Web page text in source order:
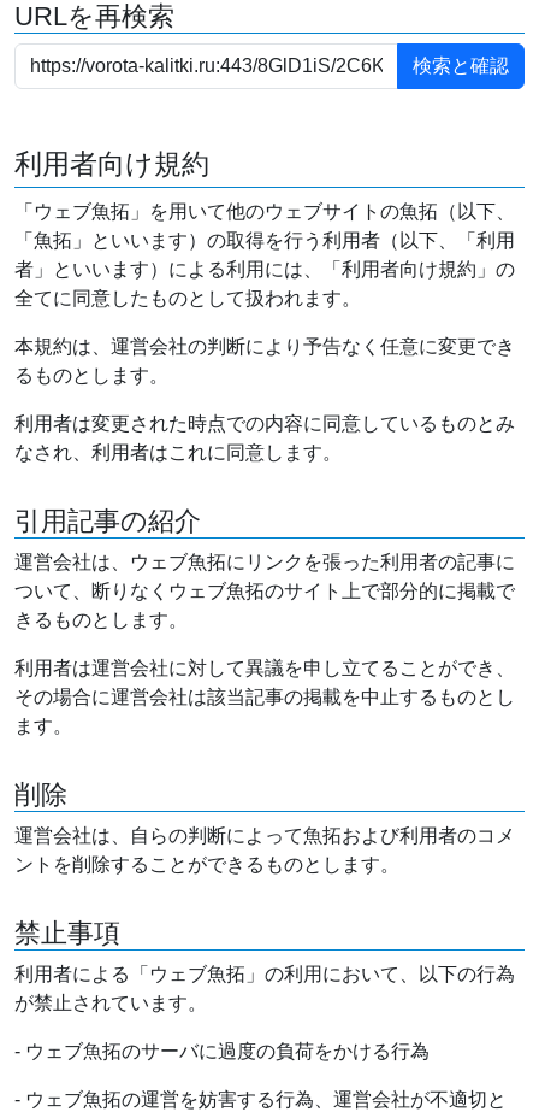
URLを再検索
利用者向け規約
「ウェブ魚拓」を用いて他のウェブサイトの魚拓（以下、
「魚拓」といいます）の取得を行う利用者（以下、「利用
者」といいます）による利用には、「利用者向け規約」の
全てに同意したものとして扱われます。
本規約は、運営会社の判断により予告なく任意に変更でき
るものとします。
利用者は変更された時点での内容に同意しているものとみ
なされ、利用者はこれに同意します。
引用記事の紹介
運営会社は、ウェブ魚拓にリンクを張った利用者の記事に
ついて、断りなくウェブ魚拓のサイト上で部分的に掲載で
きるものとします。
利用者は運営会社に対して異議を申し立てることができ、
その場合に運営会社は該当記事の掲載を中止するものとし
ます。
削除
運営会社は、自らの判断によって魚拓および利用者のコメ
ントを削除することができるものとします。
禁止事項
利用者による「ウェブ魚拓」の利用において、以下の行為
が禁止されています。
- ウェブ魚拓のサーバに過度の負荷をかける行為
- ウェブ魚拓の運営を妨害する行為、運営会社が不適切と